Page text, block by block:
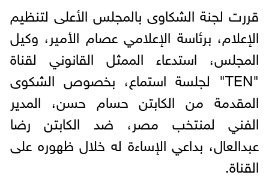
قررت لجنة الشكاوى بالمجلس الأعلى لتنظيم
الإعلام، برئاسة الإعلامي عصام الأمير، وكيل
المجلس، استدعاء الممثل القانوني لقناة
"TEN" لجلسة استماع، بخصوص الشكوى
المقدمة من الكابتن حسام حسن، المدير
الفني لمنتخب مصر، ضد الكابتن رضا
عبدالعال، بداعي الإساءة له خلال ظهوره على
القناة.